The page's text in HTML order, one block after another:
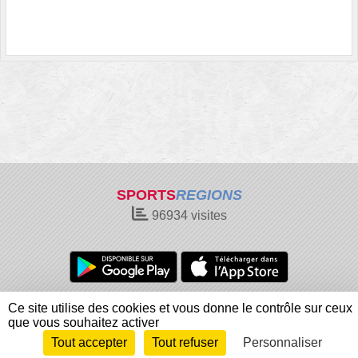
SPORTSREGIONS
96934visites
Charte cookies
Gestion des cookies
Informations légales
Signaler un contenu inapproprié
Envie de participer ?
Connexion
Ce site utilise des cookies et vous donne le contrôle sur ceux
que vous souhaitez activer
Tout accepter
Tout refuser Personnaliser